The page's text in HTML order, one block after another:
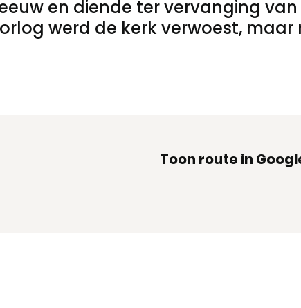
en diende ter vervanging
werd de kerk verwoest, maar
Toon route in